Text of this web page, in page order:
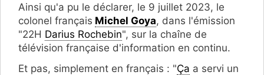
Ainsi qu'a pu le déclarer, le 9 juillet 2023, le
colonel français Michel Goya, dans l'émission
"22H Darius Rochebin", sur la chaîne de
télévision française d'information en continu.
Et pas, simplement en français : "Ça a servi un